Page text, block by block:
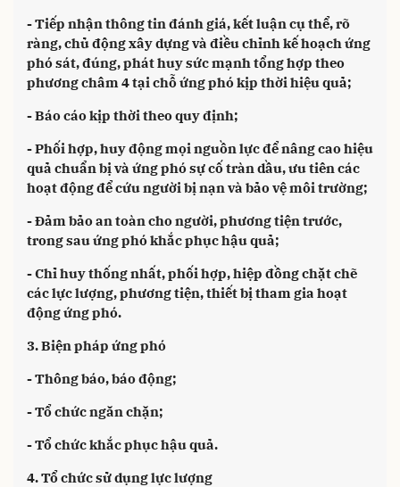
- Tiếp nhận thông tin đánh giá, kết luận cụ thể, rõ
ràng, chủ động xây dựng và điều chỉnh kế hoạch ứng
phó sát, đúng, phát huy sức mạnh tổng hợp theo
phương châm 4 tại chỗ ứng phó kịp thời hiệu quả;
- Báo cáo kịp thời theo quy định;
- Phối hợp, huy động mọi nguồn lực để nâng cao hiệu
quả chuẩn bị và ứng phó sự cố tràn dầu, ưu tiên các
hoạt động để cứu người bị nạn và bảo vệ môi trường;
- Đảm bảo an toàn cho người, phương tiện trước,
trong sau ứng phó khắc phục hậu quả;
- Chỉ huy thống nhất, phối hợp, hiệp đồng chặt chẽ
các lực lượng, phương tiện, thiết bị tham gia hoạt
động ứng phó.
3. Biện pháp ứng phó
- Thông báo, báo động;
- Tổ chức ngăn chặn;
- Tổ chức khắc phục hậu quả.
4. Tổ chức sử dụng lực lượng